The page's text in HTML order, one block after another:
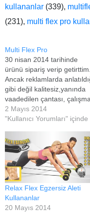
kullananlar (339),
(231), multi flex pro
Multi Flex Pro
30 nisan 2014 tarihinde
ürünü sipariş verip getirttim.
Ancak reklamlarda
gibi değil kalitesiz,yanında
vaadedilen çantası, çalışma
klavuzu, diyet kitabı gelmedi.
Durumu anlatmak için (0212
biz sizi arayacağız dediler
nafile arayan soran yok. Bu
nedenle multi flex pro
etmem. ben iade
Gönderen İsim/Mail:
kemalkrmz@hotmail.com
2 Mayıs 2014
"Kullanıcı Yorumları" içinde
Relax Flex Egzersiz Aleti
Kullananlar
20 Mayıs 2014